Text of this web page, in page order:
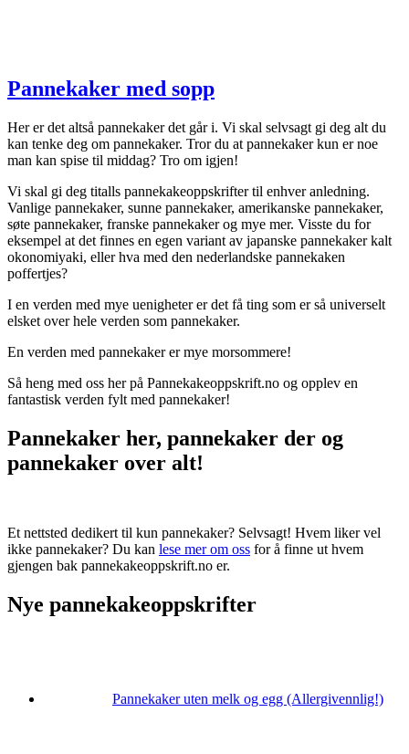
Pannekaker med sopp
Her er det altså pannekaker det går i. Vi skal selvsagt gi deg alt du
kan tenke deg om pannekaker. Tror du at pannekaker kun er noe
man kan spise til middag? Tro om igjen!
Vi skal gi deg titalls pannekakeoppskrifter til enhver anledning.
Vanlige pannekaker, sunne pannekaker, amerikanske pannekaker,
søte pannekaker, franske pannekaker og mye mer. Visste du for
eksempel at det finnes en egen variant av japanske pannekaker kalt
okonomiyaki, eller hva med den nederlandske pannekaken
poffertjes?
I en verden med mye uenigheter er det få ting som er så universelt
elsket over hele verden som pannekaker.
En verden med pannekaker er mye morsommere!
Så heng med oss her på Pannekakeoppskrift.no og opplev en
fantastisk verden fylt med pannekaker!
Pannekaker her, pannekaker der og
pannekaker over alt!
Et nettsted dedikert til kun pannekaker? Selvsagt! Hvem liker vel
ikke pannekaker? Du kan lese mer om oss for å finne ut hvem
gjengen bak pannekakeoppskrift.no er.
Nye pannekakeoppskrifter
Pannekaker uten melk og egg (Allergivennlig!)